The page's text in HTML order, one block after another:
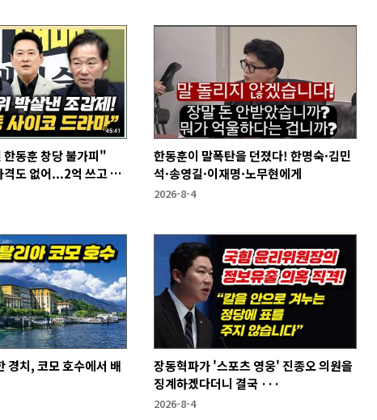
동훈 창당 불가피"
격도 없어...2억 쓰고 성
한동훈이 말폭탄을 던졌다! 한명숙·김민
석·송영길·이재명·노무현에게
2026-8-4
경치, 코모 호수에서 배
장동혁파가 '스포츠 영웅' 진종오 의원을
징계하겠다더니 결국 ···
2026-8-4